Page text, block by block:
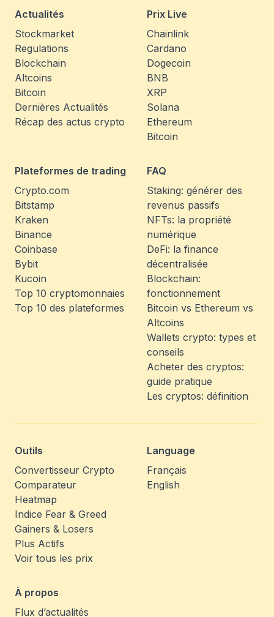
Actualités
Stockmarket
Regulations
Blockchain
Altcoins
Bitcoin
Dernières Actualités
Récap des actus crypto
Prix Live
Chainlink
Cardano
Dogecoin
BNB
XRP
Solana
Ethereum
Bitcoin
Plateformes de trading
Crypto.com
Bitstamp
Kraken
Binance
Coinbase
Bybit
Kucoin
Top 10 cryptomonnaies
Top 10 des plateformes
FAQ
Staking: générer des
revenus passifs
NFTs: la propriété
numérique
DeFi: la finance
décentralisée
Blockchain:
fonctionnement
Bitcoin vs Ethereum vs
Altcoins
Wallets crypto: types et
conseils
Acheter des cryptos:
guide pratique
Les cryptos: définition
Outils
Convertisseur Crypto
Comparateur
Heatmap
Indice Fear & Greed
Gainers & Losers
Plus Actifs
Voir tous les prix
Language
Français
English
À propos
Flux d’actualités